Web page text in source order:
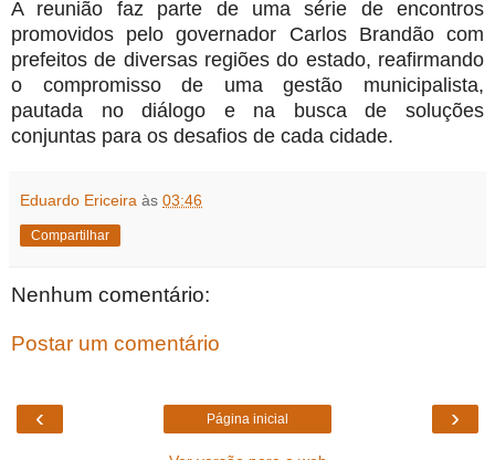
A reunião faz parte de uma série de encontros
promovidos pelo governador Carlos Brandão com
prefeitos de diversas regiões do estado, reafirmando
o compromisso de uma gestão municipalista,
pautada no diálogo e na busca de soluções
conjuntas para os desafios de cada cidade.
Eduardo Ericeira às 03:46
Compartilhar
Nenhum comentário:
Postar um comentário
‹ ›
Página inicial